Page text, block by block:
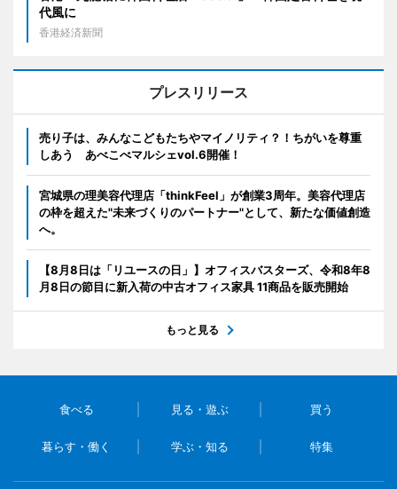
代風に
香港経済新聞
プレスリリース
売り子は、みんなこどもたちやマイノリティ？！ちがいを尊重
しあう あべこべマルシェvol.6開催！
宮城県の理美容代理店「thinkFeel」が創業3周年。美容代理店
の枠を超えた"未来づくりのパートナー"として、新たな価値創造
へ。
【8月8日は「リユースの日」】オフィスバスターズ、令和8年8
月8日の節目に新入荷の中古オフィス家具 11商品を販売開始
もっと見る
食べる 見る・遊ぶ 買う
暮らす・働く 学ぶ・知る 特集